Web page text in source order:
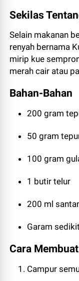
Sekilas
Selain makanan
renyah bernama
mirip kue
merah cair atau
Bahan-Bahan
200 gram
50 gram
100 gram
1 butir telur
200 ml
Garam sedikit
Cara Membuat
Campur